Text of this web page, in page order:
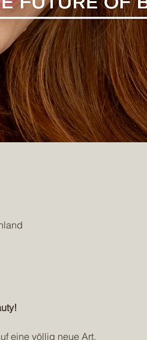
eine völlig neue Art.